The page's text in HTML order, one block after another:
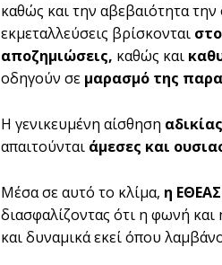
καθώς και την αβεβαιότητα
εκμεταλλεύσεις βρίσκονται
αποζημιώσεις, καθώς και
οδηγούν σε μαρασμό της
Η γενικευμένη αίσθηση
απαιτούνται άμεσες και
Μέσα σε αυτό το κλίμα, η
διασφαλίζοντας ότι η φωνή
και δυναμικά εκεί όπου